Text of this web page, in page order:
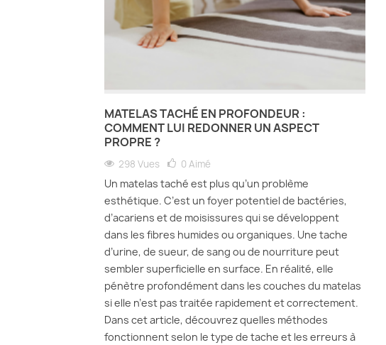
MATELAS TACHÉ EN PROFONDEUR :
COMMENT LUI REDONNER UN ASPECT
PROPRE ?
298 Vues 0 Aimé
Un matelas taché est plus qu’un problème
esthétique. C’est un foyer potentiel de bactéries,
d’acariens et de moisissures qui se développent
dans les fibres humides ou organiques. Une tache
d’urine, de sueur, de sang ou de nourriture peut
sembler superficielle en surface. En réalité, elle
pénètre profondément dans les couches du matelas
si elle n’est pas traitée rapidement et correctement.
Dans cet article, découvrez quelles méthodes
fonctionnent selon le type de tache et les erreurs à